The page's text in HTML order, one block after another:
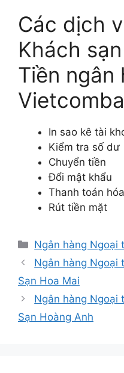
Các dịch
Khách
Tiền ngân
In sao kê tài
Kiểm tra số dư
Chuyển tiền
Đổi mật khẩu
Thanh toán
Rút tiền mặt
Danh
mục
Ngân hàng Ngoại
Ngân hàng Ngoại
Sạn Hoa Mai
Ngân hàng Ngoại
Sạn Hoàng Anh